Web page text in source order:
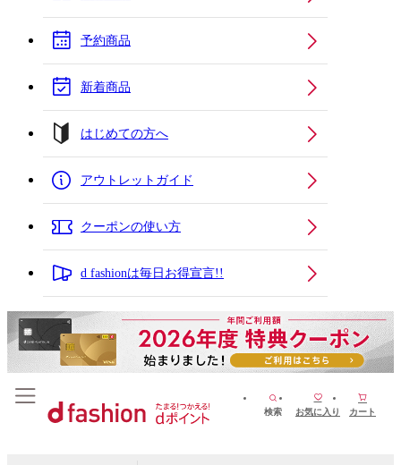
予約商品
新着商品
はじめての方へ
アウトレットガイド
クーポンの使い方
d fashionは毎日お得宣言!!
検索 お気に入り カート